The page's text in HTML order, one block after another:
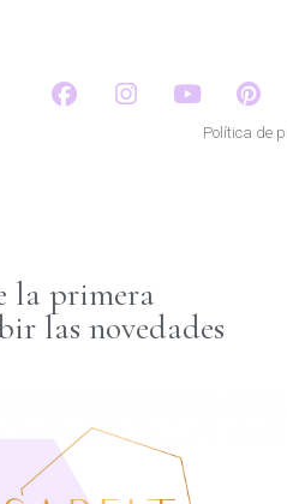
Política de
la primera
las novedades